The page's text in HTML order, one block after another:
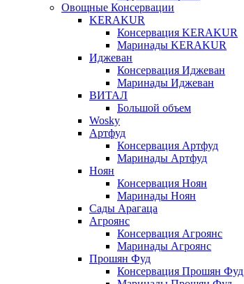
Овощные Консервации
KERAKUR
Консервация KERAKUR
Маринады KERAKUR
Иджеван
Консервация Иджеван
Маринады Иджеван
ВИТАЛ
Большой объем
Wosky
Артфуд
Консервация Артфуд
Маринады Артфуд
Ноян
Консервация Ноян
Маринады Ноян
Сады Арагаца
Агроянс
Консервация Агроянс
Маринады Агроянс
Прошян Фуд
Консервация Прошян Фуд